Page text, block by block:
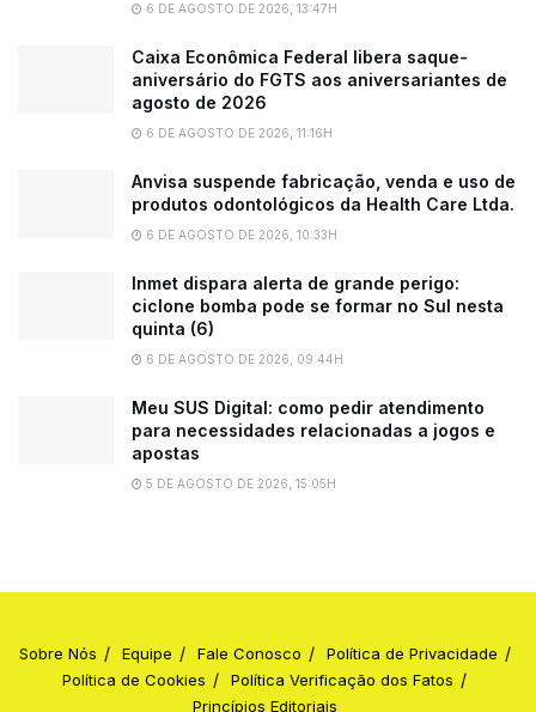
6 DE AGOSTO DE 2026, 13:47H
Caixa Econômica Federal libera saque-
aniversário do FGTS aos aniversariantes de
agosto de 2026
6 DE AGOSTO DE 2026, 11:16H
Anvisa suspende fabricação, venda e uso de
produtos odontológicos da Health Care Ltda.
6 DE AGOSTO DE 2026, 10:33H
Inmet dispara alerta de grande perigo:
ciclone bomba pode se formar no Sul nesta
quinta (6)
6 DE AGOSTO DE 2026, 09:44H
Meu SUS Digital: como pedir atendimento
para necessidades relacionadas a jogos e
apostas
5 DE AGOSTO DE 2026, 15:05H
Sobre Nós Equipe Fale Conosco
Política de Privacidade
Política de Cookies
Política Verificação dos Fatos
Princípios Editoriais